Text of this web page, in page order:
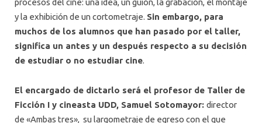
procesos del cine: una idea, un guión, la grabación, el montaje
y la exhibición de un cortometraje. Sin embargo, para
muchos de los alumnos que han pasado por el taller,
significa un antes y un después respecto a su decisión
de estudiar o no estudiar cine.
El encargado de dictarlo será el profesor de Taller de
Ficción I y cineasta UDD, Samuel Sotomayor: director
de «Ambas tres», su largometraje de egreso con el que